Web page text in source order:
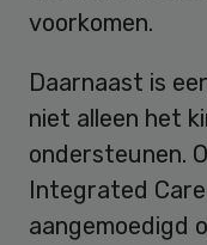
voorkomen.
Daarnaast is
niet alleen het
ondersteunen.
Integrated
aangemoedigd